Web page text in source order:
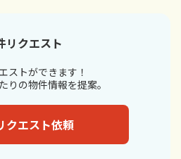
リクエスト
ストができます！
りの物件情報を提案。
クエスト依頼